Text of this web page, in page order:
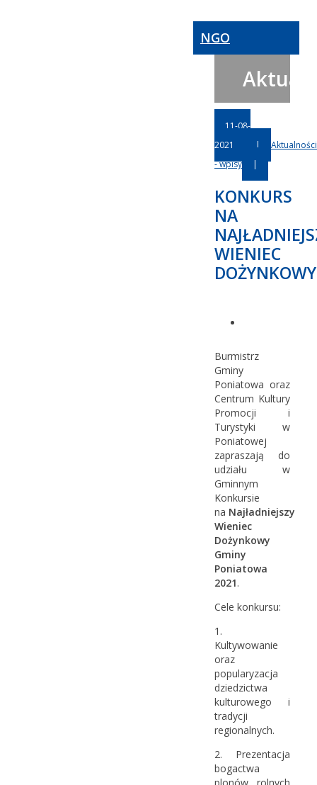
NGO
11-08-
2021
|
Aktualności
- wpisy
|
KONKURS
NA
WIENIEC
DOŻYNKOWY
Burmistrz
Gminy
Poniatowa oraz
Centrum Kultury
Promocji i
Turystyki w
Poniatowej
zapraszają do
udziału w
Gminnym
Konkursie
na Najładniejszy
Wieniec
Dożynkowy
Gminy
Poniatowa
2021.
Cele konkursu:
1.
Kultywowanie
oraz
popularyzacja
dziedzictwa
kulturowego i
tradycji
regionalnych.
2. Prezentacja
bogactwa